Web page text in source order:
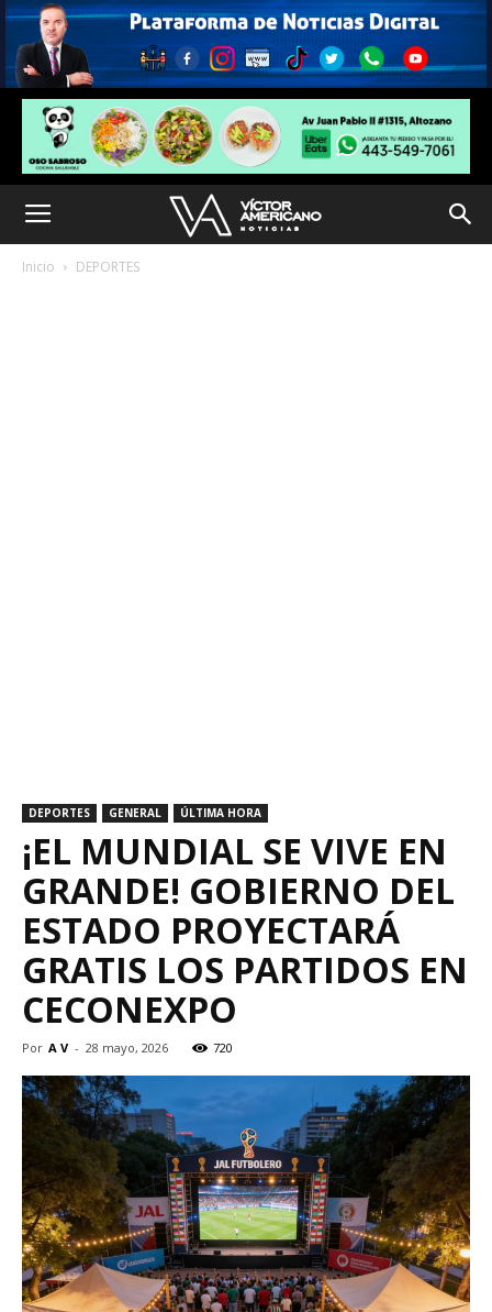
Inicio DEPORTES
DEPORTES GENERAL ÚLTIMA HORA
¡EL MUNDIAL SE VIVE EN
GRANDE! GOBIERNO DEL
ESTADO PROYECTARÁ
GRATIS LOS PARTIDOS EN
CECONEXPO
Por A V - 28 mayo, 2026 720